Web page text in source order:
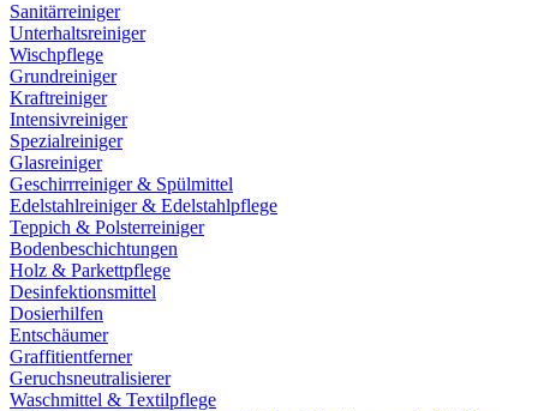
Sanitärreiniger
Unterhaltsreiniger
Wischpflege
Grundreiniger
Kraftreiniger
Intensivreiniger
Spezialreiniger
Glasreiniger
Geschirrreiniger & Spülmittel
Edelstahlreiniger & Edelstahlpflege
Teppich & Polsterreiniger
Bodenbeschichtungen
Holz & Parkettpflege
Desinfektionsmittel
Dosierhilfen
Entschäumer
Graffitientferner
Geruchsneutralisierer
Waschmittel & Textilpflege